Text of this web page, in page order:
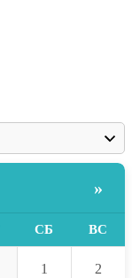
»
СБ ВС
1 2